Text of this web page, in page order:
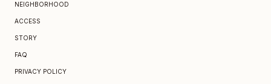
NEIGHBORHOOD
ACCESS
STORY
FAQ
PRIVACY POLICY